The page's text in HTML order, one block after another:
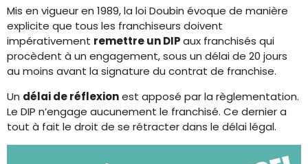
Mis en vigueur en 1989, la loi Doubin évoque de manière
explicite que tous les franchiseurs doivent
impérativement remettre un DIPaux franchisés qui
procèdent à un engagement, sous un délai de 20 jours
au moins avant la signature du contrat de franchise.
Un délai de réflexionest apposé par la règlementation.
Le DIP n’engage aucunement le franchisé. Ce dernier a
tout à fait le droit de se rétracter dans le délai légal.